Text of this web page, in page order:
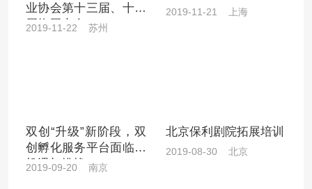
业协会第十三届、十四
届换届大会
2019-11-22 苏州
2019-11-21 上海
双创“升级”新阶段，双
创孵化服务平台面临的
机遇与挑战
2019-09-20 南京
北京保利剧院拓展培训
2019-08-30 北京